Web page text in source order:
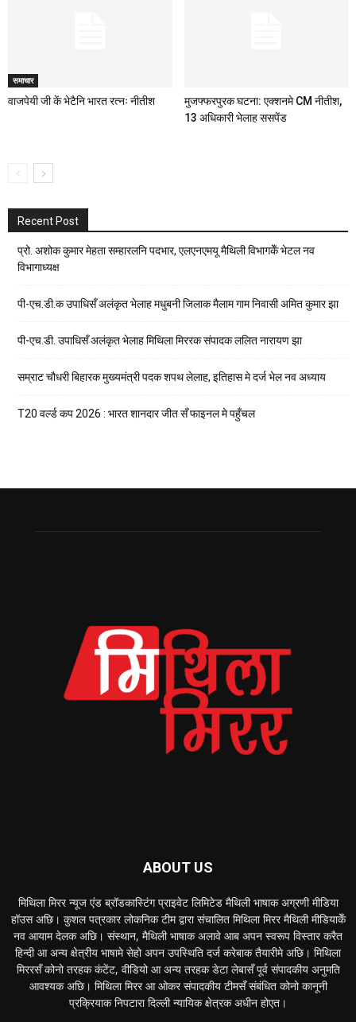
समाचार
वाजपेयी जी कें भेटैनि भारत रत्नः नीतीश
मुजफ्फरपुरक घटना: एक्शनमे CM नीतीश,
13 अधिकारी भेलाह ससपेंड
Recent Post
प्रो. अशोक कुमार मेहता सम्हारलनि पदभार, एलएनएमयू मैथिली विभागकेँ भेटल नव
विभागाध्यक्ष
पी-एच.डी.क उपाधिसँ अलंकृत भेलाह मधुबनी जिलाक मैलाम गाम निवासी अमित कुमार झा
पी-एच.डी. उपाधिसँ अलंकृत भेलाह मिथिला मिररक संपादक ललित नारायण झा
सम्राट चौधरी बिहारक मुख्यमंत्री पदक शपथ लेलाह, इतिहास मे दर्ज भेल नव अध्याय
T20 वर्ल्ड कप 2026 : भारत शानदार जीत सँ फाइनल मे पहुँचल
ABOUT US
मिथिला मिरर न्यूज एंड ब्रॉडकास्टिंग प्राइवेट लिमिटेड मैथिली भाषाक अग्रणी मीडिया
हॉउस अछि। कुशल पत्रकार लोकनिक टीम द्वारा संचालित मिथिला मिरर मैथिली मीडियाकेँ
नव आयाम देलक अछि। संस्थान, मैथिली भाषाक अलावे आब अपन स्वरूप विस्तार करैत
हिन्दी आ अन्य क्षेत्रीय भाषामे सेहो अपन उपस्थिति दर्ज करेबाक तैयारीमे अछि। मिथिला
मिररसँ कोनो तरहक कंटेंट, वीडियो आ अन्य तरहक डेटा लेबासँ पूर्व संपादकीय अनुमति
आवश्यक अछि। मिथिला मिरर आ ओकर संपादकीय टीमसँ संबंधित कोनो कानूनी
प्रक्रियाक निपटारा दिल्ली न्यायिक क्षेत्रक अधीन होएत।